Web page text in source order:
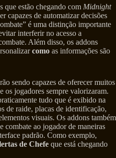
que estão chegando com Midnight
capazes de automatizar decisões
é uma distinção importante
interferir no acesso a
Além disso, os addons
como as informações são
sendo capazes de oferecer muitos
os jogadores sempre valorizaram.
tudo que é exibido na
de raide, placas de identificação,
visuais. Os addons também
combate ao jogador de maneiras
padrão. Como exemplo,
de Chefe que está chegando